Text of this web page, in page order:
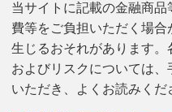
当サイトに記載の金融商
費等をご負担いただく場
生じるおそれがあります
およびリスクについては
いただき、よくお読みくだ